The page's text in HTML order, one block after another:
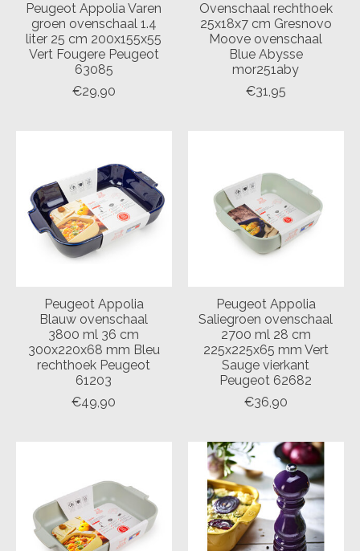
Peugeot Appolia Varen
groen ovenschaal 1.4
liter 25 cm 200x155x55
Vert Fougere Peugeot
63085
€29,90
Ovenschaal rechthoek
25x18x7 cm Gresnovo
Moove ovenschaal
Blue Abysse
mor251aby
€31,95
Peugeot Appolia
Blauw ovenschaal
3800 ml 36 cm
300x220x68 mm Bleu
rechthoek Peugeot
61203
€49,90
Peugeot Appolia
Saliegroen ovenschaal
2700 ml 28 cm
225x225x65 mm Vert
Sauge vierkant
Peugeot 62682
€36,90